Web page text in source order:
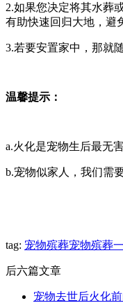
2.如果您决定将其水葬
有助快速回归大地，避
3.若要安置家中，那就
温馨提示：
a.火化是宠物生后最无
b.宠物似家人，我们需
tag: 宠物殡葬宠物殡葬
后六篇文章
宠物去世后火化